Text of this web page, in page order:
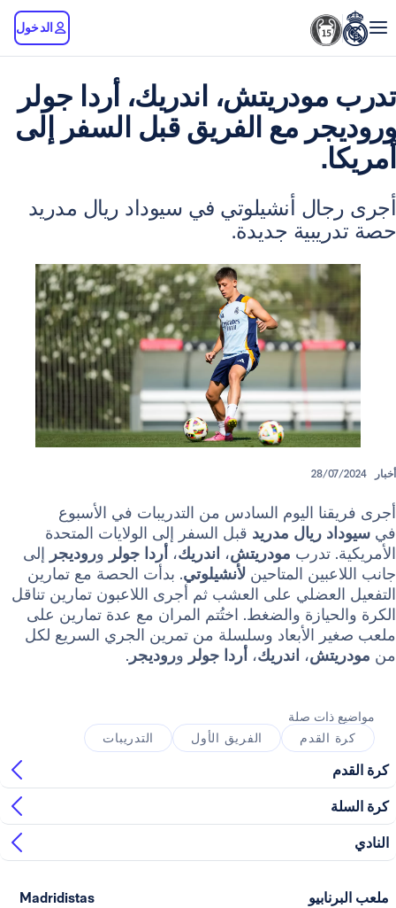
اندريك، أردا جولر
مع الفريق قبل السفر إلى
أنشيلوتي في سيوداد ريال مدريد
جديدة.
28/
اليوم السادس من التدريبات في الأسبوع
ريال مدريد قبل السفر إلى الولايات المتحدة
تدربمودريتش ،اندريك،أردا جولر و روديجر إلى
المتاحينلأنشيلوتي . بدأت الحصة مع تمارين
على العشب ثم أجرى اللاعبون تمارين تناقل
والضغط. اختُتم المران مع عدة تمارين على
الأبعاد وسلسلة من تمرين الجري السريع لكل
،اندريك،أردا جولر و روديجر
صلة
الفريق الأول التدريبات
Madridistas